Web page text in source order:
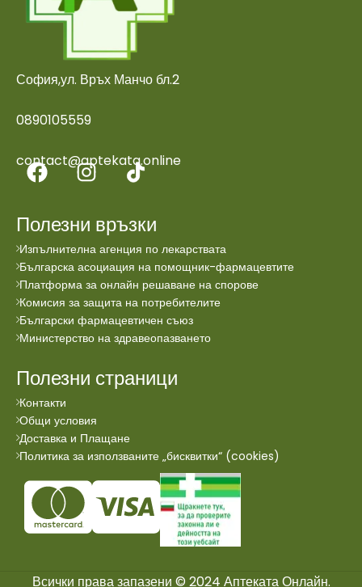
София,ул. Връх Манчо бл.2
0890105559
contact@aptekata.online
Полезни връзки
Изпълнителна агенция по лекарствата
Българска асоциация на помощник-фармацевтите
Платформа за онлайн решаване на спорове
Комисия за защита на потребителите
Български фармацевтичен съюз
Министерство на здравеопазването
Полезни страници
Контакти
Общи условия
Доставка и Плащане
Политика за използваните „бисквитки“ (cookies)
Всички права запазени © 2024 Аптеката Онлайн.